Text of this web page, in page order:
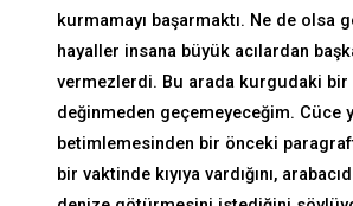
kurmamayı başarmaktı. Ne de olsa
hayaller insana büyük acılardan
vermezlerdi. Bu arada kurgudaki bir
değinmeden geçemeyeceğim. Cüce
betimlemesinden bir önceki
bir vaktinde kıyıya vardığını,